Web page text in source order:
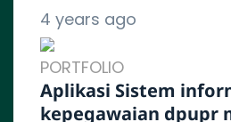
4 years ago
PORTFOLIO
Aplikasi Sistem
kepegawaian dpupr